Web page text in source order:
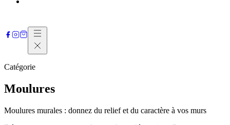
Catégorie
Moulures
Moulures murales : donnez du relief et du caractère à vos murs